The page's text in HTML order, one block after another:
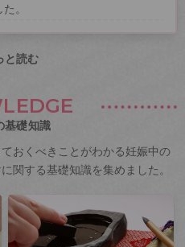
。
と読む
基礎知識
おくべきことがわかる妊娠中の
関する基礎知識を集めました。